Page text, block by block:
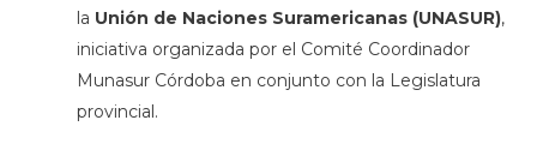
la Unión de Naciones Suramericanas (UNASUR),
iniciativa organizada por el Comité Coordinador
Munasur Córdoba en conjunto con la Legislatura
provincial.